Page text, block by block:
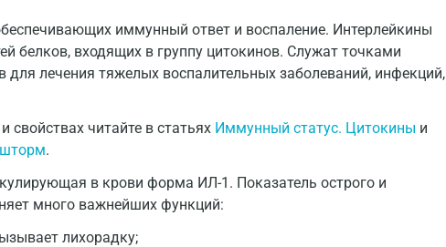
иммунный ответ и воспаление. Интерлейкины
белков, входящих в группу цитокинов. Служат точками
для лечения тяжелых воспалительных заболеваний, инфекций,
свойствах читайте в статьях Иммунный статус. Цитокины и
.
в крови форма ИЛ-1. Показатель острого и
много важнейших функций:
лихорадку;
Дзержинский
Дмитров
Долгопрудный
Екатеринбург